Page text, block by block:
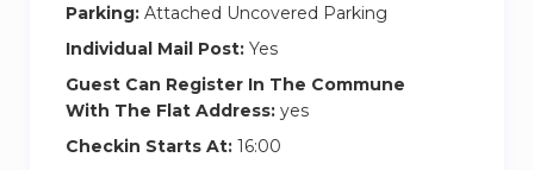
navette en supplément.
Navette Parc Astérix !
Mer De Sable !
Parking: Attached Uncovered Parking
Individual Mail Post: Yes
Guest Can Register In The Commune
With The Flat Address: yes
Checkin Starts At: 16:00